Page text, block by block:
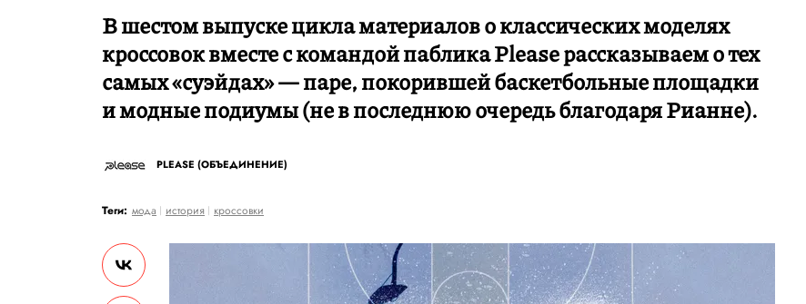
В шестом выпуске цикла материалов о классических моделях
кроссовок вместе с командой паблика Please рассказываем о тех
самых «суэйдах» — паре, покорившей баскетбольные площадки
и модные подиумы (не в последнюю очередь благодаря Рианне).
PLEASE (ОБЪЕДИНЕНИЕ)
Теги: мода история кроссовки